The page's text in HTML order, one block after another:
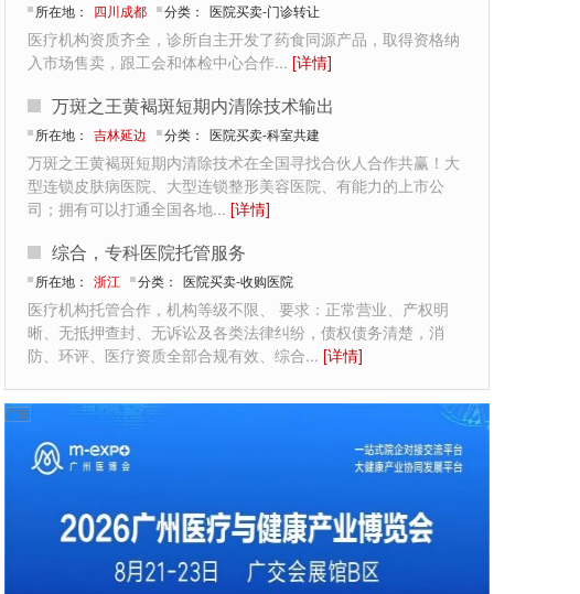
所在地： 四川成都 分类： 医院买卖-门诊转让
医疗机构资质齐全，诊所自主开发了药食同源产品，取得资格纳
入市场售卖，跟工会和体检中心合作... [详情]
万斑之王黄褐斑短期内清除技术输出
所在地： 吉林延边 分类： 医院买卖-科室共建
万斑之王黄褐斑短期内清除技术在全国寻找合伙人合作共赢！大
型连锁皮肤病医院、大型连锁整形美容医院、有能力的上市公
司；拥有可以打通全国各地... [详情]
综合，专科医院托管服务
所在地： 浙江 分类： 医院买卖-收购医院
医疗机构托管合作，机构等级不限、 要求：正常营业、产权明
晰、无抵押查封、无诉讼及各类法律纠纷，债权债务清楚，消
防、环评、医疗资质全部合规有效、综合... [详情]